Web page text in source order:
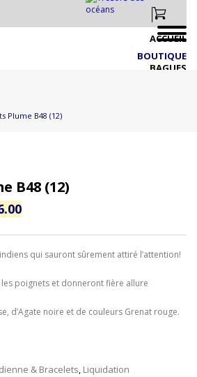
ACCUEIL
BOUTIQUE
BAGUES
DRAPEAU CANADIEN & AUTRES
NOUVEAUTÉS 2026 PLUS À VENIR!!
VIGNOBLE
EXPOSITIONS
Plume B48 (12)
B48 (12)
Le
prix
actuel
$36.00.
qui sauront sûrement attiré l’attention!
les poignets et donneront fière allure
d’Agate noire et de couleurs Grenat rouge.
& Bracelets, Liquidation